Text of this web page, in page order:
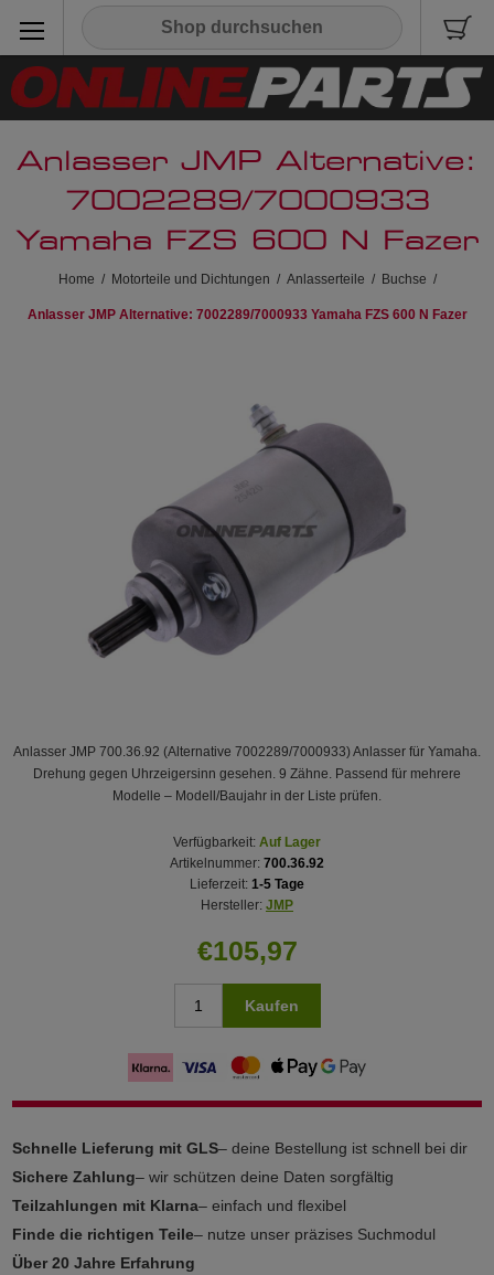
Anlasser JMP Alternative:
7002289/7000933
Yamaha FZS 600 N Fazer
Home / Motorteile und Dichtungen / Anlasserteile / Buchse /
Anlasser JMP Alternative: 7002289/7000933 Yamaha FZS 600 N Fazer
Anlasser JMP 700.36.92 (Alternative 7002289/7000933) Anlasser für Yamaha.
Drehung gegen Uhrzeigersinn gesehen. 9 Zähne. Passend für mehrere
Modelle – Modell/Baujahr in der Liste prüfen.
Verfügbarkeit: Auf Lager
Artikelnummer: 700.36.92
Lieferzeit: 1-5 Tage
Hersteller: JMP
€105,97
Kaufen
Schnelle Lieferung mit GLS– deine Bestellung ist schnell bei dir
Sichere Zahlung– wir schützen deine Daten sorgfältig
Teilzahlungen mit Klarna– einfach und flexibel
Finde die richtigen Teile– nutze unser präzises Suchmodul
Über 20 Jahre Erfahrung